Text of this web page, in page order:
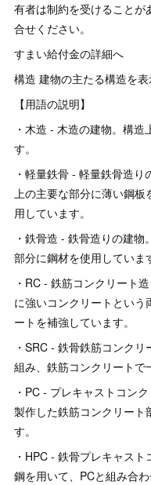
有者は制約を受けることが
合せください。
すまい給付金の詳細へ
構造 建物の主たる構造を表
【用語の説明】
・木造 - 木造の建物。構
す。
・軽量鉄骨 - 軽量鉄骨造
上の主要な部分に薄い鋼板
用しています。
・鉄骨造 - 鉄骨造りの建
部分に鋼材を使用していま
・RC - 鉄筋コンクリート
に強いコンクリートという
ートを補強しています。
・SRC - 鉄骨鉄筋コンク
組み、鉄筋コンクリートで
・PC - プレキャストコン
製作した鉄筋コンクリート
す。
・HPC - 鉄骨プレキャス
鋼を用いて、PCと組み合わ